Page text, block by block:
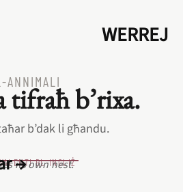
WERREJ
b’rixa.
b’dak li għandu.
BL‑INGLIŻ
its own nest.
→